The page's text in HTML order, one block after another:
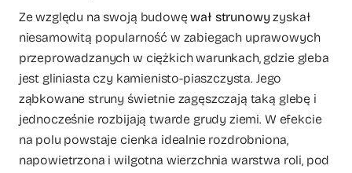
Ze względu na swoją budowęwał strunowyzyskał
niesamowitą popularność w zabiegach uprawowych
przeprowadzanych w ciężkich warunkach, gdzie gleba
jest gliniasta czy kamienisto-piaszczysta. Jego
ząbkowane struny świetnie zagęszczają taką glebę i
jednocześnie rozbijają twarde grudy ziemi. W efekcie
na polu powstaje cienka idealnie rozdrobniona,
napowietrzona i wilgotna wierzchnia warstwa roli, pod